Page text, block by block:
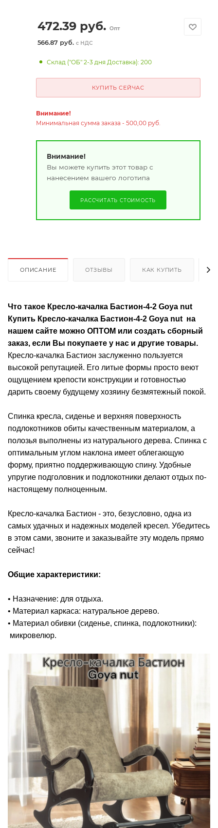
472.39руб. Опт
566.87 руб. с НДС
Склад ("ОБ" 2-3 дня Доставка): 200
КУПИТЬ СЕЙЧАС
Внимание!
Минимальная сумма заказа - 500,00 руб.
Внимание!
Вы можете купить этот товар с
нанесением вашего логотипа
РАССЧИТАТЬ СТОИМОСТЬ
ОПИСАНИЕ ОТЗЫВЫ КАК КУПИТЬ
Что такое Кресло-качалка Бастион-4-2 Goya nut
Купить Кресло-качалка Бастион-4-2 Goya nut на
нашем сайте можно ОПТОМ или создать сборный
заказ, если Вы покупаете у нас и другие товары.
Кресло-качалка Бастион заслуженно пользуется
высокой репутацией. Его литые формы просто веют
ощущением крепости конструкции и готовностью
дарить своему будущему хозяину безмятежный покой.
Спинка кресла, сиденье и верхняя поверхность
подлокотников обиты качественным материалом, а
полозья выполнены из натурального дерева. Спинка с
оптимальным углом наклона имеет облегающую
форму, приятно поддерживающую спину. Удобные
упругие подголовник и подлокотники делают отдых по-
настоящему полноценным.
Кресло-качалка Бастион - это, безусловно, одна из
самых удачных и надежных моделей кресел. Убедитесь
в этом сами, звоните и заказывайте эту модель прямо
сейчас!
Общие характеристики:
• Назначение: для отдыха.
• Материал каркаса: натуральное дерево.
• Материал обивки (сиденье, спинка, подлокотники):
микровелюр.